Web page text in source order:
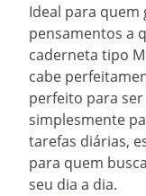
Ideal para quem
pensamentos a
caderneta tipo
cabe
perfeito para
simplesmente
tarefas diárias,
para quem
seu dia a dia.